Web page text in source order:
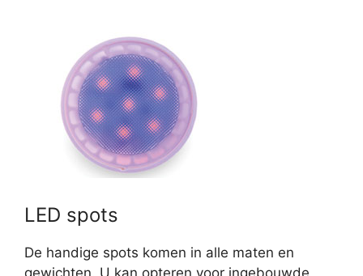
LED spots
De handige spots komen in alle maten en